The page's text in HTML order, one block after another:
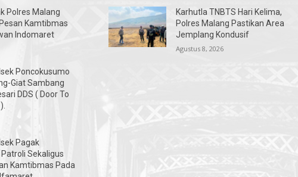
Polres Malang
Kamtibmas
Indomaret
Poncokusumo
Giat Sambang
DDS ( Door To
Pagak
Patroli Sekaligus
Kamtibmas Pada
Karhutla TNBTS Hari Kelima,
Polres Malang Pastikan Area
Jemplang Kondusif
Agustus 8, 2026